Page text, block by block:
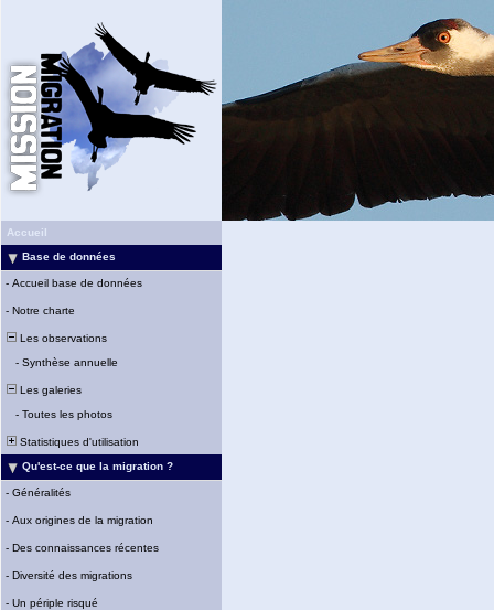
Accueil
Base de données
- Accueil base de données
- Notre charte
Les observations
- Synthèse annuelle
Les galeries
- Toutes les photos
Statistiques d'utilisation
Qu'est-ce que la migration ?
- Généralités
- Aux origines de la migration
- Des connaissances récentes
- Diversité des migrations
- Un périple risqué